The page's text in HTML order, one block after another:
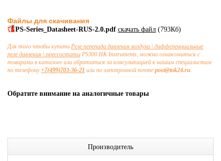
Файлы для скачивания
PS-Series_Datasheet-RUS-2.0.pdf скачать файл (793Кб)
Для того чтобы купить Реле перепада давления воздуха \ дифференциальные
реле давления \ прессостаты PS300 HK Instruments, можно ознакомиться с
товарами в каталоге или обратиться за консультацией к нашим специалистам
по телефону+7(499)703-36-21 или по электронной почте post@tok24.ru.
Обратите внимание на аналогичные товары
Производитель